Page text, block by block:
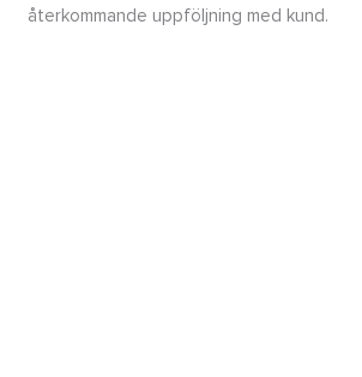
återkommande uppföljning med kund.